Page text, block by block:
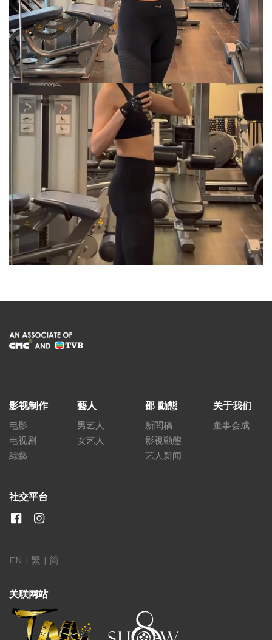
影视制作
电影
电视剧
綜藝
藝人
男艺人
女艺人
邵 動態
新聞稿
影視動態
艺人新闻
关于我们
董事会成
社交平台
EN | 繁 | 简
关联网站